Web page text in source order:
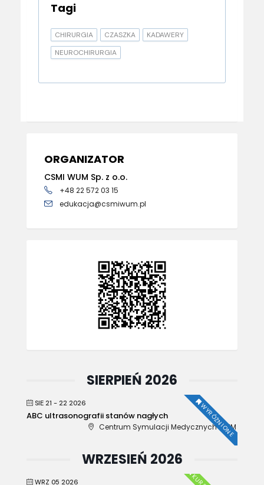
Tagi
CHIRURGIA CZASZKA
KADAWERY
NEUROCHIRURGIA
ORGANIZATOR
CSMI WUM Sp. z o.o.
+48 22 572 03 15
edukacja@csmiwum.pl
SIERPIEŃ 2026
SIE 21 - 22 2026 WYRÓŻNIONE
ABC ultrasonografii stanów nagłych
Centrum Symulacji Medycznych WUM
WRZESIEŃ 2026
WRZ 05 2026